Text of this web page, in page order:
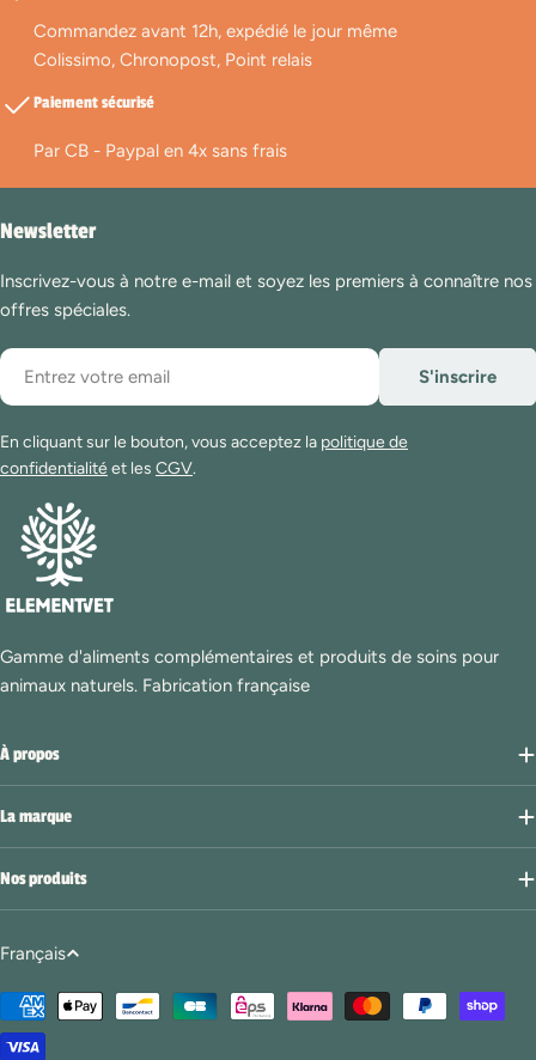
Commandez avant 12h, expédié le jour même
Colissimo, Chronopost, Point relais
Paiement sécurisé
Par CB - Paypal en 4x sans frais
Gamme d'aliments complémentaires et produits de soins pour
animaux naturels. Fabrication française
À propos
La marque
Nos produits
Newsletter
Inscrivez-vous à notre e-mail et soyez les premiers à connaître nos
offres spéciales.
E-
mail
S'inscrire
En cliquant sur le bouton, vous acceptez la politique de
confidentialité et les CGV.
L
a
n
g
Français
Modes
de